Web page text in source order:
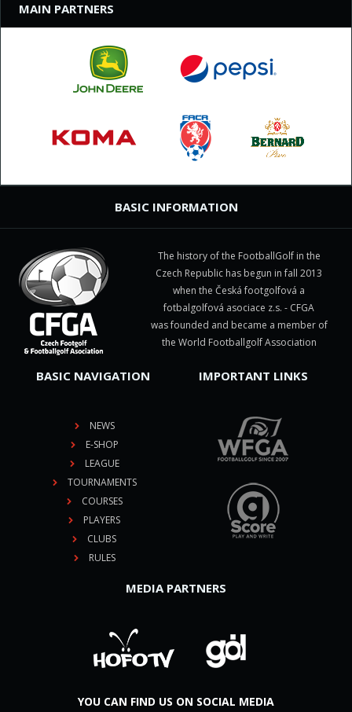
MAIN PARTNERS
BASIC INFORMATION
The history of the FootballGolf in the
Czech Republic has begun in fall 2013
when the Česká footgolfová a
fotbalgolfová asociace z.s. - CFGA
was founded and became a member of
the World Footballgolf Association
BASIC NAVIGATION
NEWS
E-SHOP
LEAGUE
TOURNAMENTS
COURSES
PLAYERS
CLUBS
RULES
IMPORTANT LINKS
MEDIA PARTNERS
YOU CAN FIND US ON SOCIAL MEDIA